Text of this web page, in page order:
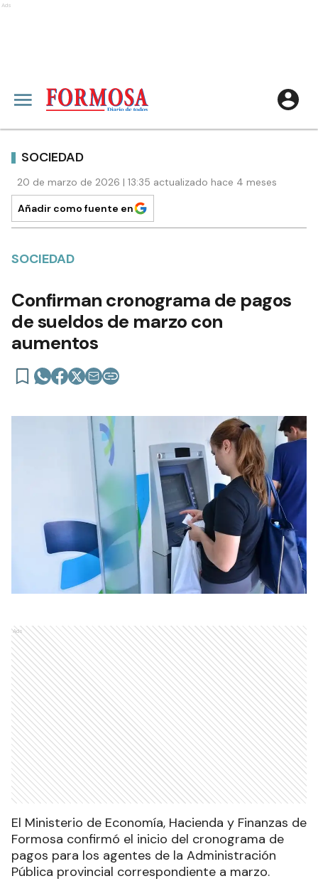
Ads
SOCIEDAD
20 de marzo de 2026 | 13:35 actualizado hace 4 meses
Añadir como fuente en
SOCIEDAD
Confirman cronograma de pagos
de sueldos de marzo con
aumentos
Ads
El Ministerio de Economía, Hacienda y Finanzas de
Formosa confirmó el inicio del cronograma de
pagos para los agentes de la Administración
Pública provincial correspondiente a marzo.